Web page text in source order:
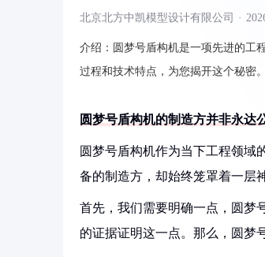
北京北方中凯模型设计有限公司 ·
介绍： 圆梦号盾构机是一项先进的工
过程和技术特点，为您揭开这个秘密。
圆梦号盾构机的制造方并非永达
圆梦号盾构机作为当下工程领域
备的制造方，却始终笼罩着一层
首先，我们需要明确一点，圆梦
的证据证明这一点。那么，圆梦